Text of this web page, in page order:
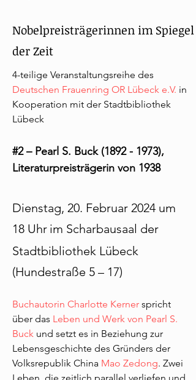
Nobelpreisträgerinnen imSpiegel
der Zeit
4-teilige Veranstaltungsreihe des
Deutschen Frauenring OR Lübeck e.V. in
Kooperation mit der Stadtbibliothek
Lübeck
#2 – Pearl S. Buck (1892 - 1973),
Literaturpreisträgerin von 1938
Dienstag, 20. Februar 2024 um
18 Uhr im Scharbausaal der
Stadtbibliothek Lübeck
(Hundestraße 5 – 17)
Buchautorin Charlotte Kerner spricht
über das Leben und Werk von Pearl S.
Buck und setzt es in Beziehung zur
Lebensgeschichte des Gründers der
Volksrepublik China Mao Zedong. Zwei